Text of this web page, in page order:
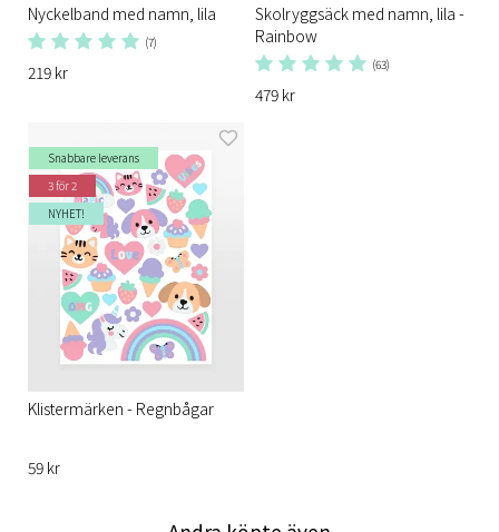
Nyckelband med namn, lila
(7)
219 kr
Skolryggsäck med namn, lila -
Rainbow
(63)
479 kr
Snabbare leverans
3 för 2
NYHET!
Klistermärken - Regnbågar
59 kr